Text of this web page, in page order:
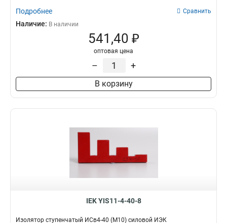
Подробнее Сравнить
Наличие: В наличии
541,40 ₽
оптовая цена
– +
В корзину
IEK YIS11-4-40-8
Изолятор ступенчатый ИСв4-40 (М10) силовой ИЭК